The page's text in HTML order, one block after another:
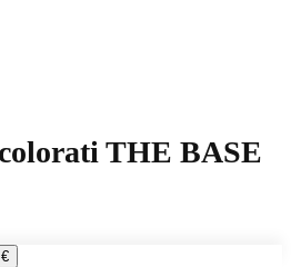
THE BASE